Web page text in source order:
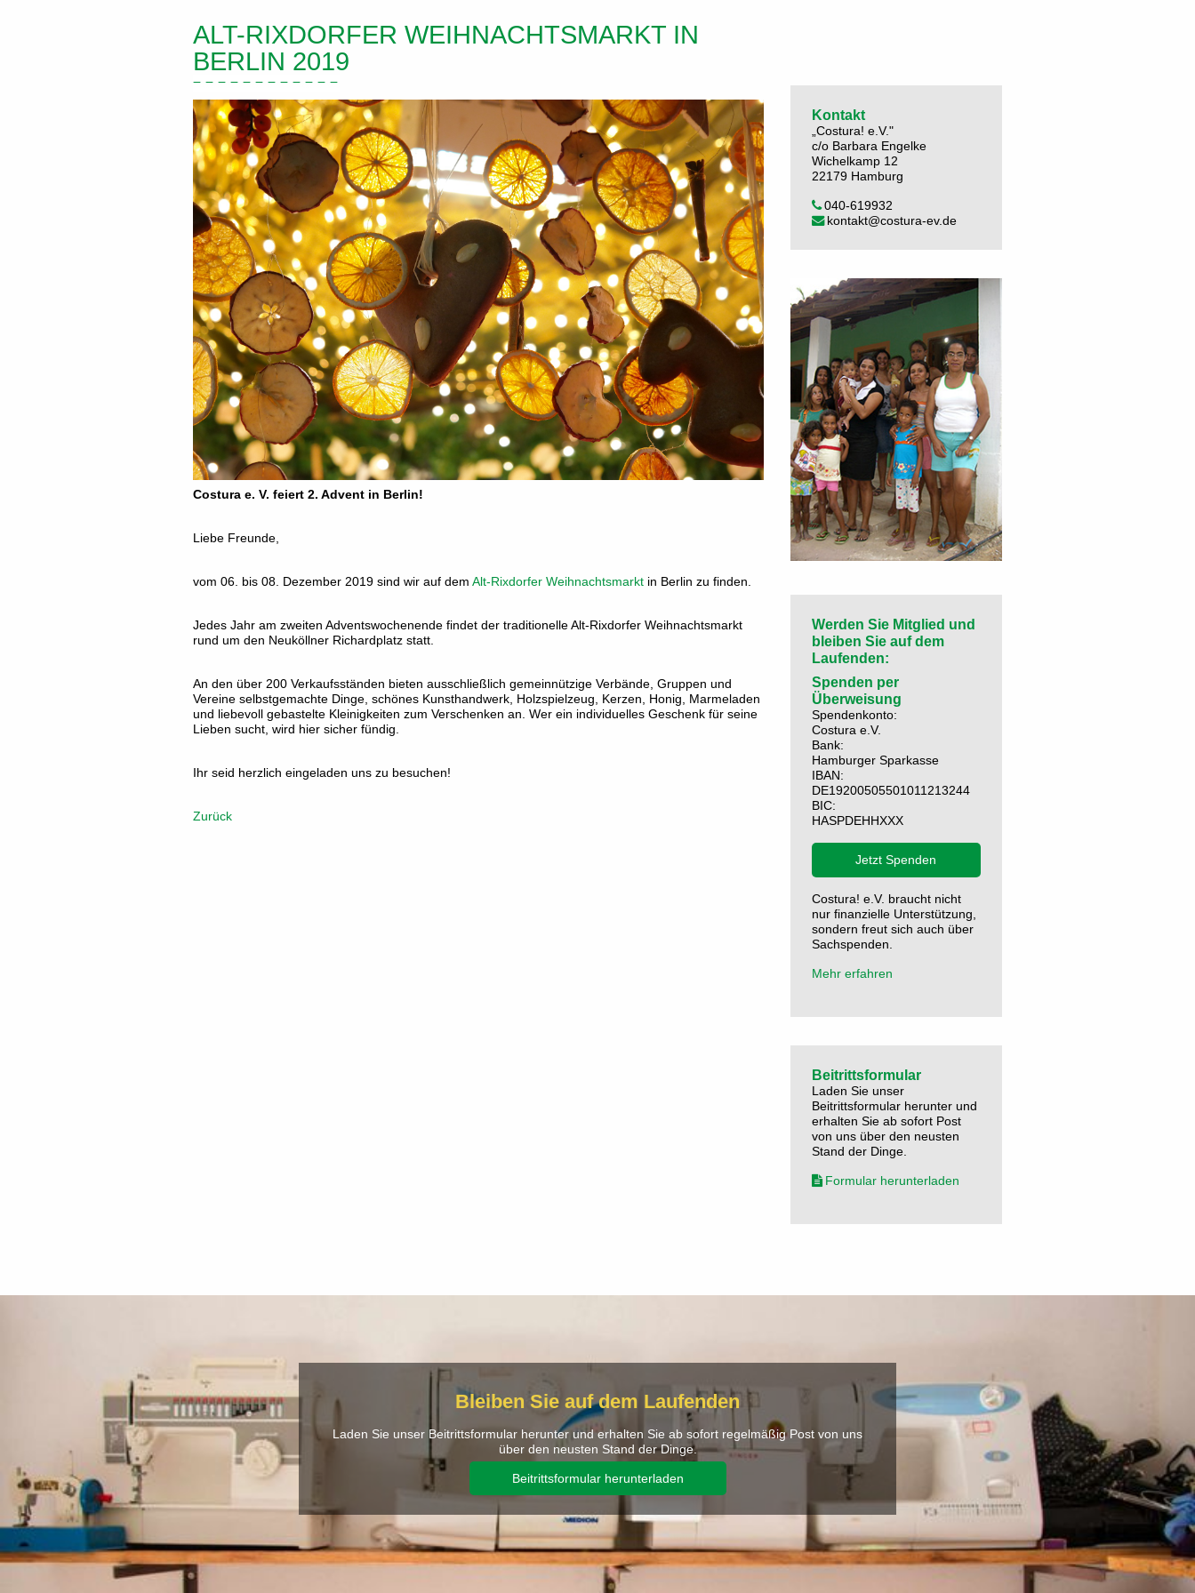
ALT-RIXDORFER WEIHNACHTSMARKT IN
BERLIN 2019
Costura e. V. feiert 2. Advent in Berlin!
Liebe Freunde,
vom 06. bis 08. Dezember 2019 sind wir auf dem Alt-Rixdorfer Weihnachtsmarktin Berlin zu finden.
Jedes Jahr am zweiten Adventswochenende findet der traditionelle Alt-Rixdorfer Weihnachtsmarkt
rund um den Neuköllner Richardplatz statt.
An den über 200 Verkaufsständen bieten ausschließlich gemeinnützige Verbände, Gruppen und
Vereine selbstgemachte Dinge, schönes Kunsthandwerk, Holzspielzeug, Kerzen, Honig, Marmeladen
und liebevoll gebastelte Kleinigkeiten zum Verschenken an. Wer ein individuelles Geschenk für seine
Lieben sucht, wird hier sicher fündig.
Ihr seid herzlich eingeladen uns zu besuchen!
Zurück
Kontakt
„Costura! e.V."
c/o Barbara Engelke
Wichelkamp 12
22179 Hamburg
040-619932
kontakt@costura-ev.de
Werden Sie Mitglied und
bleiben Sie auf dem
Laufenden:
Spenden per
Überweisung
Spendenkonto:
Costura e.V.
Bank:
Hamburger Sparkasse
IBAN:
DE19200505501011213244
BIC:
HASPDEHHXXX
Jetzt Spenden
Costura! e.V. braucht nicht
nur finanzielle Unterstützung,
sondern freut sich auch über
Sachspenden.
Mehr erfahren
Beitrittsformular
Laden Sie unser
Beitrittsformular herunter und
erhalten Sie ab sofort Post
von uns über den neusten
Stand der Dinge.
Formular herunterladen
Bleiben Sie auf dem Laufenden
Laden Sie unser Beitrittsformular herunter und erhalten Sie ab sofort regelmäßig Post von uns
über den neusten Stand der Dinge.
Beitrittsformular herunterladen